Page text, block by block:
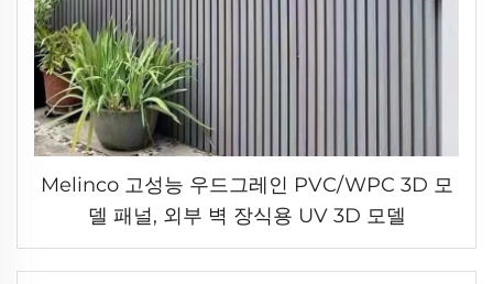
Melinco 고성능 우드그레인 PVC/WPC 3D 모
델 패널, 외부 벽 장식용 UV 3D 모델